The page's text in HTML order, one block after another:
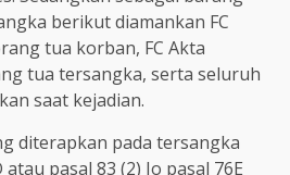
berikut diamankan FC
tua korban, FC Akta
tua tersangka, serta seluruh
saat kejadian.
diterapkan pada tersangka
atau pasal 83 (2) Jo pasal 76E